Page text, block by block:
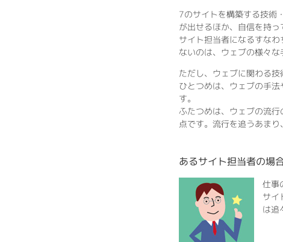
7のサイトを構築する技術
が出せるほか、自信を持っ
サイト担当者になるすな
ないのは、ウェブの様々な
ただし、ウェブに関わる技
ひとつめは、ウェブの手
す。
ふたつめは、ウェブの流
点です。流行を追うあま
あるサイト担当者の場
仕事
サイ
は追